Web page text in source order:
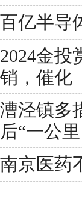
百亿半导
2024金投
销，催化
漕泾镇多
后“一公里
南京医药